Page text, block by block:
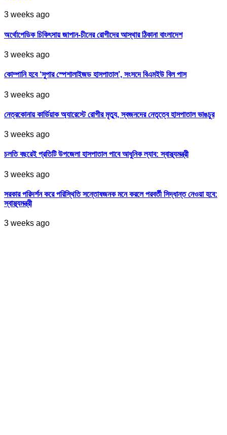
3 weeks ago
অর্থোপেডিক চিকিৎসায় জাপান-চীনের রোগীদের আস্থার ঠিকানা বাংলাদেশ
3 weeks ago
কোম্পানি হবে ‘সুপার স্পেশালাইজড হাসপাতাল’, সংসদে বিএমইউ বিল পাস
3 weeks ago
নেত্রকোনায় কার্ডিয়াক অ্যারেস্টে রোগীর মৃত্যু, স্বজনদের নেতৃত্বে হাসপাতাল ভাঙচুর
3 weeks ago
চলতি বছরেই প্রতিটি উপজেলা হাসপাতাল পাবে আধুনিক ল্যাব: স্বাস্থ্যমন্ত্রী
3 weeks ago
সরকার পরিদর্শন করে পরিস্থিতি সন্তোষজনক মনে করলে পরবর্তী সিদ্ধান্ত নেওয়া হবে:
স্বাস্থ্যমন্ত্রী
3 weeks ago